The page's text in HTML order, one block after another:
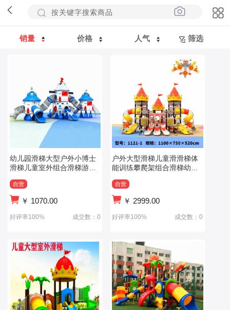
销量 价格 人气 筛选
幼儿园滑梯大型户外小博士
滑梯儿童室外组合滑梯游乐
自营
￥ 1070.00
好评率100% 成交数：0
户外大型滑梯儿童滑滑梯体
能训练攀爬架组合滑梯幼儿
自营
￥ 2999.00
好评率100% 成交数：0